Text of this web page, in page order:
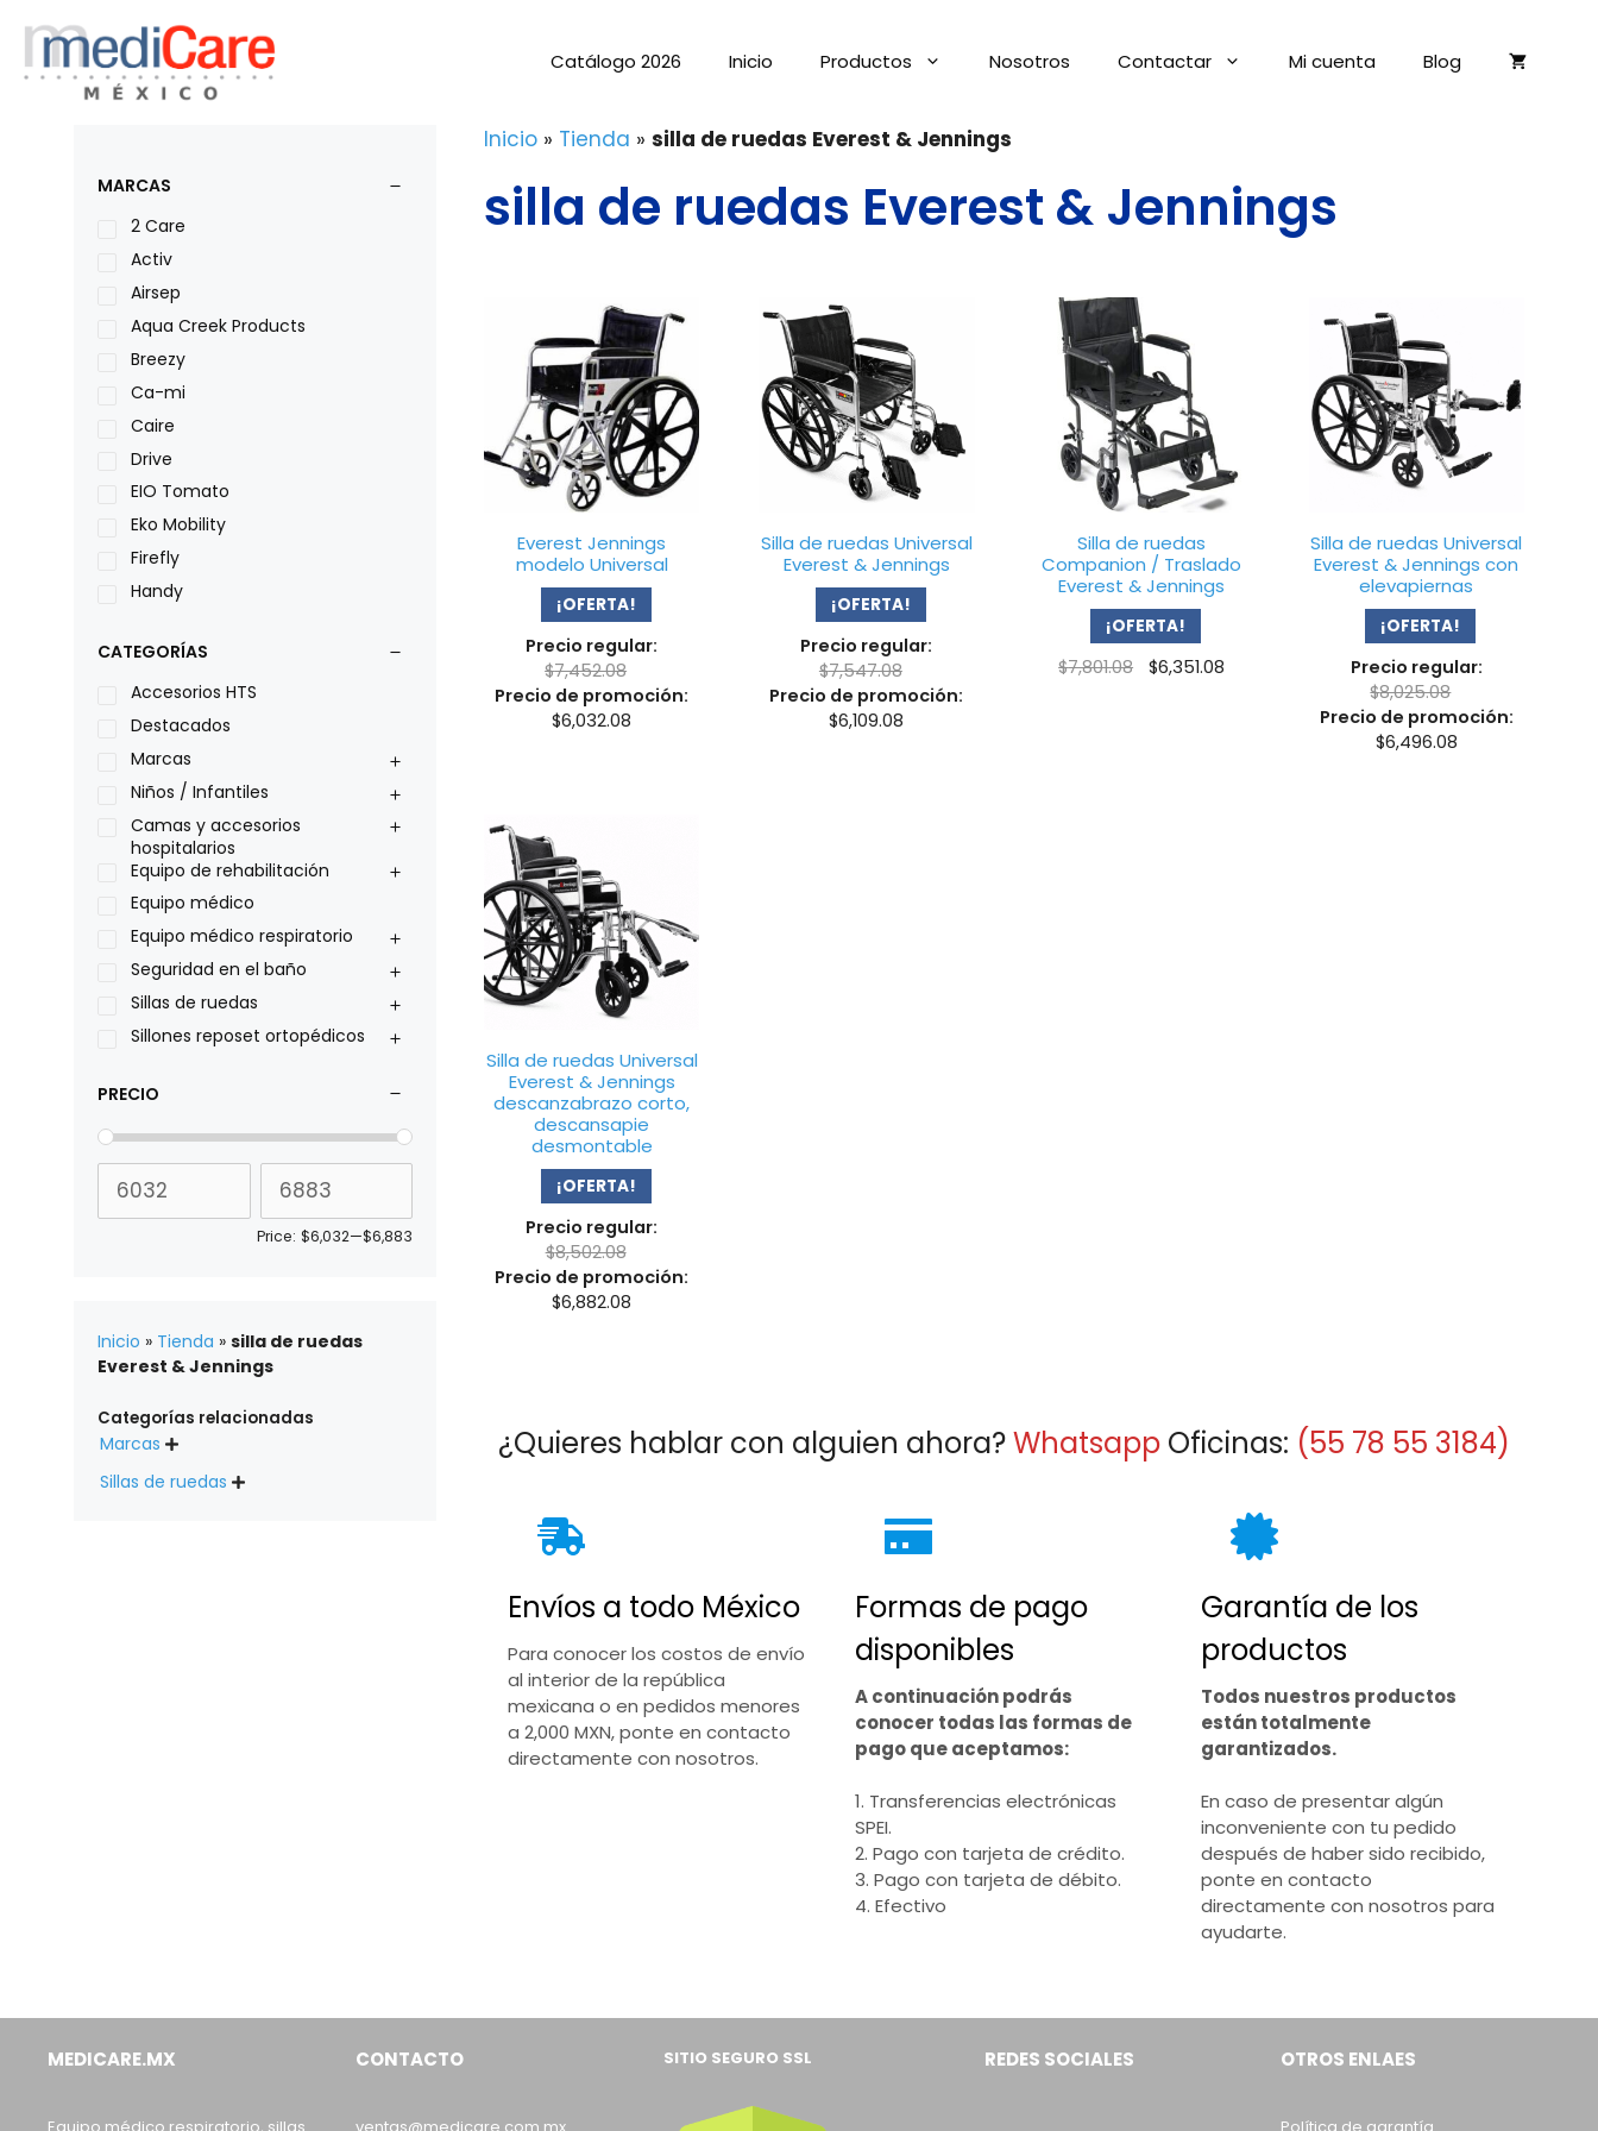
contenido
Catálogo 2026 Inicio Productos Nosotros Contactar Mi cuenta Blog
Inicio » Tienda » silla de ruedas Everest & Jennings
silla de ruedas Everest & Jennings
Everest Jennings
modelo Universal
¡OFERTA!
Precio regular:
$7,452.08
Precio de promoción:
$6,032.08
Silla de ruedas Universal
Everest & Jennings
¡OFERTA!
Precio regular:
$7,547.08
Precio de promoción:
$6,109.08
Silla de ruedas
Companion / Traslado
Everest & Jennings
¡OFERTA!
$7,801.08
Original
$6,351.08
Silla de ruedas Universal
Everest & Jennings con
elevapiernas
¡OFERTA!
Precio regular:
$8,025.08
Precio de promoción:
$6,496.08
Silla de ruedas Universal
Everest & Jennings
descanzabrazo corto,
descansapie
desmontable
¡OFERTA!
Precio regular:
$8,502.08
Precio de promoción:
$6,882.08
¿Quieres hablar con alguien ahora?Whatsapp Oficinas: (55 78 55 3184)
Envíos a todo México
Para conocer los costos de envío
al interior de la república
mexicana o en pedidos menores
a 2,000 MXN, ponte en contacto
directamente con nosotros.
Formas de pago
disponibles
A continuación podrás
conocer todas las formas de
pago que aceptamos:
1. Transferencias electrónicas
SPEI.
2. Pago con tarjeta de crédito.
3. Pago con tarjeta de débito.
4. Efectivo
Garantía de los
productos
Todos nuestros productos
están totalmente
garantizados.
En caso de presentar algún
inconveniente con tu pedido
después de haber sido recibido,
ponte en contacto
directamente con nosotros para
ayudarte.
MARCAS
2 Care
Activ
Airsep
Aqua Creek Products
Breezy
Ca-mi
Caire
Drive
EIO Tomato
Eko Mobility
Firefly
Handy
Leggero
Lumex
Medical Store
Nidek
Oxiplus
Philips
Pride
Roho
Sillas de ruedas Everest Jennings
CATEGORÍAS
Accesorios HTS
Destacados
Marcas
Niños / Infantiles
Camas y accesorios
hospitalarios
Equipo de rehabilitación
Equipo médico
Equipo médico respiratorio
Seguridad en el baño
Sillas de ruedas
Sillones reposet ortopédicos
PRECIO
Price: $6,032—$6,883
Inicio » Tienda » silla de ruedas
Everest & Jennings
Categorías relacionadas
Marcas 
Sillas de ruedas 
MEDICARE.MX CONTACTO SITIO SEGURO SSL REDES SOCIALES OTROS ENLAES